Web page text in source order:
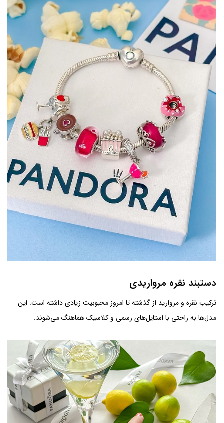
دستبند نقره مرواریدی
ترکیب نقره و مروارید از گذشته تا امروز محبوبیت زیادی داشته است. این
مدل‌ها به راحتی با استایل‌های رسمی و کلاسیک هماهنگ می‌شوند.